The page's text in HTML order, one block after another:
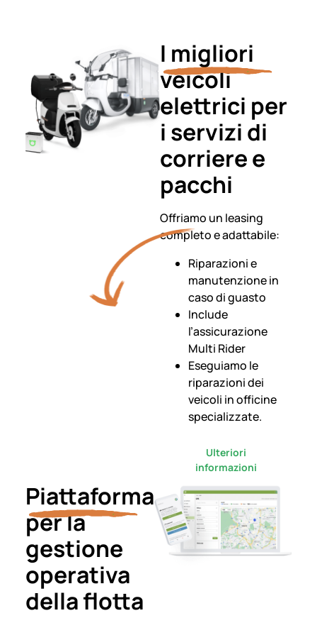
I migliori
veicoli
elettrici per
i servizi di
corriere e
pacchi
Offriamo un leasing
completo e adattabile:
Riparazioni e
manutenzione in
caso di guasto
Include
l’assicurazione
Multi Rider
Eseguiamo le
riparazioni dei
veicoli in officine
specializzate.
Ulteriori
informazioni
Piattaforma
per la
gestione
operativa
della flotta